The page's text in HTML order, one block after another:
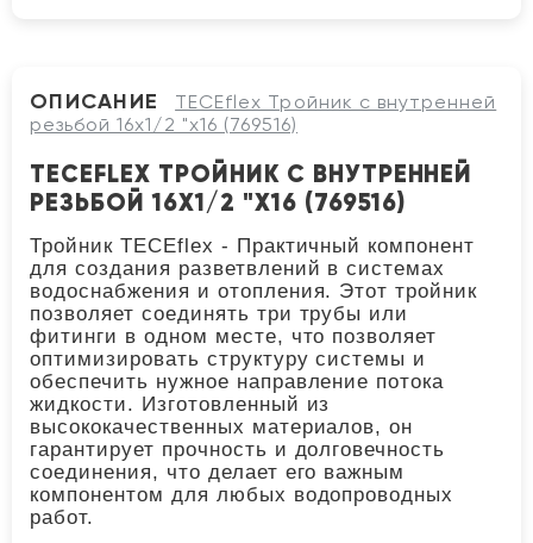
ОПИСАНИЕ
TECEflex Тройник с внутренней
резьбой 16х1/2 "х16 (769516)
TECEFLEX ТРОЙНИК С ВНУТРЕННЕЙ
РЕЗЬБОЙ 16Х1/2 "Х16 (769516)
Тройник TECEflex - Практичный компонент
для создания разветвлений в системах
водоснабжения и отопления. Этот тройник
позволяет соединять три трубы или
фитинги в одном месте, что позволяет
оптимизировать структуру системы и
обеспечить нужное направление потока
жидкости. Изготовленный из
высококачественных материалов, он
гарантирует прочность и долговечность
соединения, что делает его важным
компонентом для любых водопроводных
работ.